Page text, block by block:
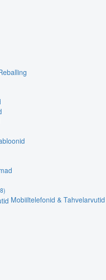
Mobiiltelefonid & Tahvelarvutid